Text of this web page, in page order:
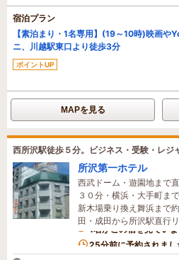
宿泊プラン
【素泊まり・1名専用】(19～10時)映画や
ニ、川越駅東口より徒歩3分
ポイントUP
MAPを見る
西所沢駅徒歩５分。ビジネス・受験・レジ
所沢第一ホテル
西武ドーム・遊園地まで
３０分・横浜・大手町ま
新木場乗り換え舞浜まで
田・成田から所沢駅直行
1名がこの宿を見ていま
25分前に予約されまし